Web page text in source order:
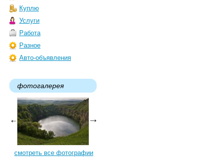
Куплю
Услуги
Работа
Разное
Авто-объявления
фотогалерея
смотреть все фотографии